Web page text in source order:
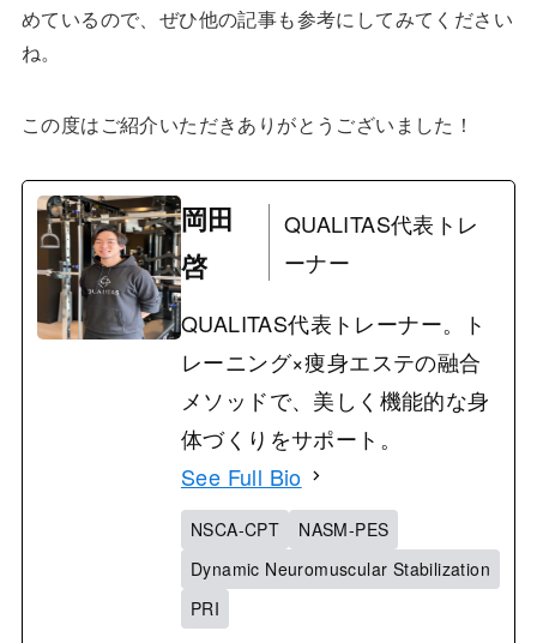
めているので、ぜひ他の記事も参考にしてみてください
ね。
この度はご紹介いただきありがとうございました！
岡田
啓
QUALITAS代表トレ
ーナー
QUALITAS代表トレーナー。ト
レーニング×痩身エステの融合
メソッドで、美しく機能的な身
体づくりをサポート。
See Full Bio
NSCA-CPT
NASM-PES
Dynamic Neuromuscular Stabilization
PRI